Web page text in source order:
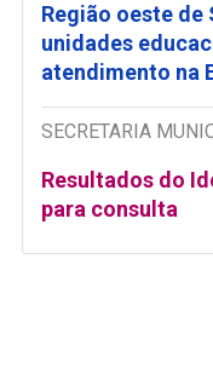
Região oeste de
unidades
atendimento na
SECRETARIA
Resultados do
para consulta